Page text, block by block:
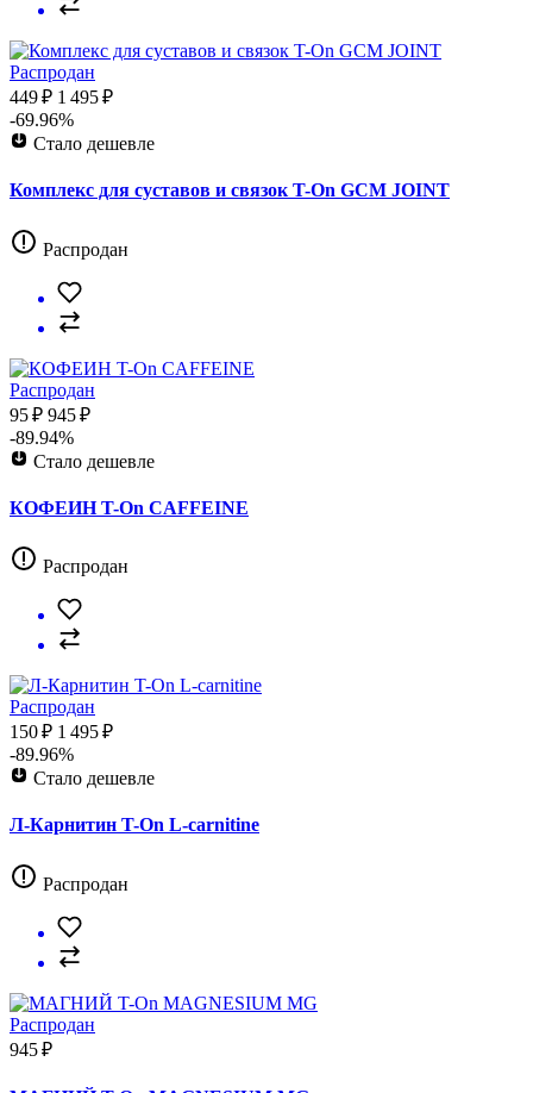
Распродан
449 ₽ 1 495 ₽
-69.96%
Стало дешевле
Комплекс для суставов и связок T-On GCM JOINT
Распродан
Распродан
95 ₽ 945 ₽
-89.94%
Стало дешевле
КОФЕИН T-On CAFFEINE
Распродан
Распродан
150 ₽ 1 495 ₽
-89.96%
Стало дешевле
Л-Карнитин T-On L-carnitine
Распродан
Распродан
945 ₽